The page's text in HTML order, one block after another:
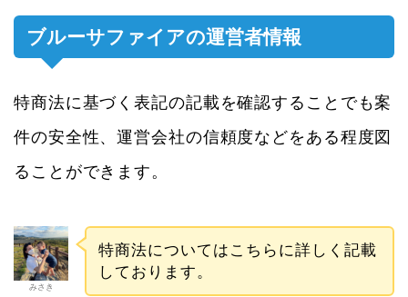
ブルーサファイアの運営者情報
特商法に基づく表記の記載を確認することでも案
件の安全性、運営会社の信頼度などをある程度図
ることができます。
みさき
特商法についてはこちらに詳しく記載
しております。